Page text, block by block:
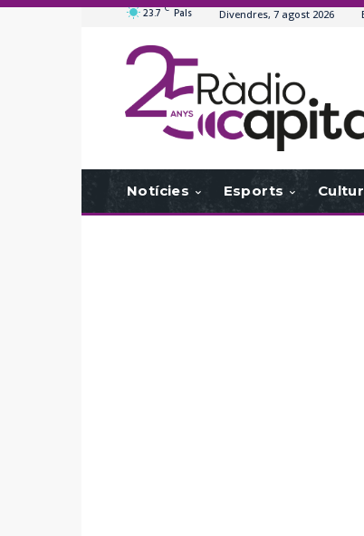
23.7 C Pals Divendres, 7 agost 2026
Notícies Esports